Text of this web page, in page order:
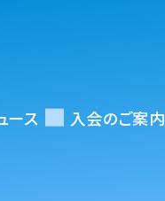
ース 入会のご案内